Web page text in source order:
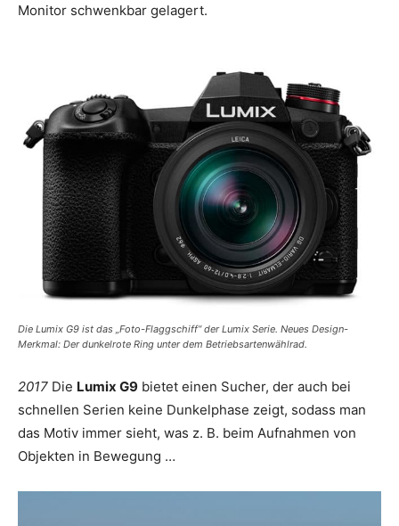
Monitor schwenkbar gelagert.
Die Lumix G9 ist das „Foto-Flaggschiff“ der Lumix Serie. Neues Design-
Merkmal: Der dunkelrote Ring unter dem Betriebsartenwählrad.
2017 Die Lumix G9 bietet einen Sucher, der auch bei
schnellen Serien keine Dunkelphase zeigt, sodass man
das Motiv immer sieht, was z. B. beim Aufnahmen von
Objekten in Bewegung …